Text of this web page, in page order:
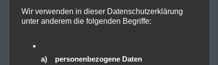
Wir verwenden in dieser Datenschutzerklärung
unter anderem die folgenden Begriffe:
a) personenbezogene Daten